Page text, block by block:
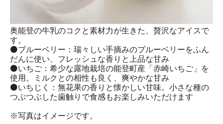
奥能登の牛乳のコクと素材力が生きた、贅沢なアイスで
す。
⚫ブルーベリー：瑞々しい手摘みのブルーベリーをふん
だんに使い、フレッシュな香りと上品な甘み
⚫いちご：希少な露地栽培の能登町産「赤崎いちご」を
使用。ミルクとの相性も良く、爽やかな甘み
⚫いちじく：無花果の香りと懐かしい甘味。小さな種の
つぶつぶした歯触りで食感もお楽しみいただけます
※写真はイメージです。